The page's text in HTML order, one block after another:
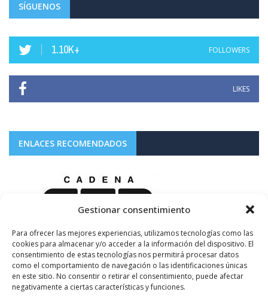
Gestionar consentimiento
Para ofrecer las mejores experiencias, utilizamos tecnologías como las
cookies para almacenar y/o acceder a la información del dispositivo. El
consentimiento de estas tecnologías nos permitirá procesar datos
como el comportamiento de navegación o las identificaciones únicas
en este sitio. No consentir o retirar el consentimiento, puede afectar
negativamente a ciertas características y funciones.
SÍGUENOS
1.10K+ FOLLOWERS
LIKES
ENLACES RECOMENDADOS